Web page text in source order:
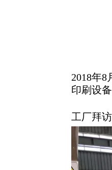
2018年
印刷设
工厂拜访